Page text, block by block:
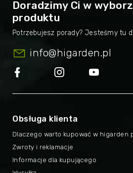
Doradzimy Ci w
produktu
info@higarden.pl
Obsługa klienta
Dlaczego warto kupować w
Zwroty i reklamacje
Informacje dla kupującego